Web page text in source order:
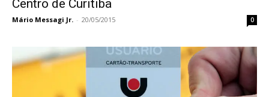
Centro de Curitiba
Mário Messagi Jr. - 20/05/2015 0